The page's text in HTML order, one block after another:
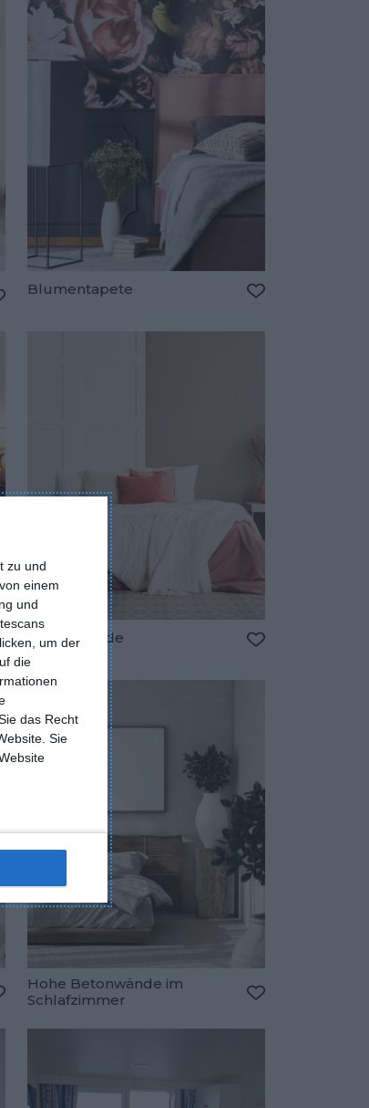
zu und
einem
und
um der
die
das Recht
Sie
Blumentapete
den Favoriten hinzufügen
Beige Wände
Hohe Betonwände im
Schlafzimmer